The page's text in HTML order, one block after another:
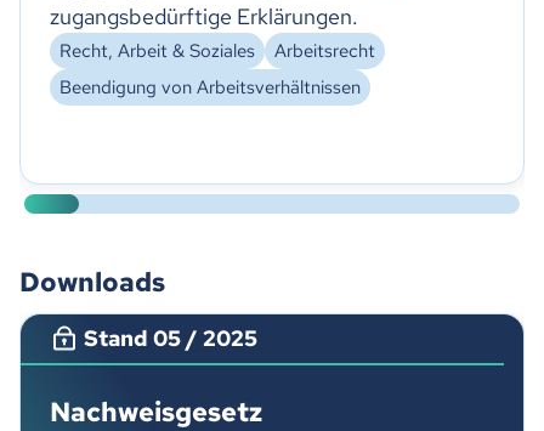
zugangsbedürftige Erklärungen.
Recht, Arbeit & Soziales
Arbeitsrecht
Beendigung von Arbeitsverhältnissen
Downloads
Stand 05 / 2025
Nachweisgesetz